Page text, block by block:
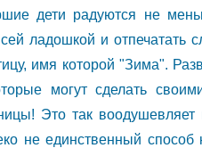
дети радуются не
ладошкой и отпечатать
имя которой "Зима".
могут сделать
Это так воодушевляет
не единственный способ